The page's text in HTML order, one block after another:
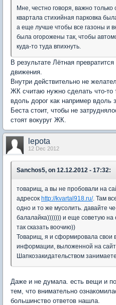
Мне, честно говоря, важно
квартала стихийная парковка
а еще лучше чтобы все газоны и
была огорожены так, чтобы
куда-то туда впихнуть.
В результате Лётная
движения.
Внутри действительно не
ЖК считаю нужно сделать что-то
вдоль дорог как например вдоль
Беста стоит, чтобы не
стоят вокуруг ЖК.
lepota
12 Dec 2012
Sanchos5, on 12.12.2012 - 17:32:
товарищ, а вы не пробовали на
адресок http://kvartal918.ru/. Там
одно и то же мусолить. давайте
балалайка))))))) и еще советую на
так сказать воочию))
Товарищ, я и сформировала свои
информации, выложенной на
Шапкозакидательством
Даже и не думала. есть вещи и
тем, что внимательно
большинство ответов нашла.